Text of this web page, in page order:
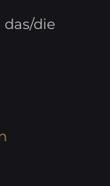
das/die